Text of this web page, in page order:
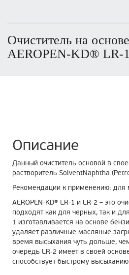
Очиститель на
AEROPEN-KD® LR-
Описание
Данный очиститель основой в
растворитель SolventNaphtha
Рекомендации к применению: для
AEROPEN-KD® LR-1 и LR-2 – это
подходят как для черных, так и
1 изготавливается на основе
удаляет различные масляные
время высыхания чуть дольше,
очередь LR-2 имеет в своей
способствует быстрому